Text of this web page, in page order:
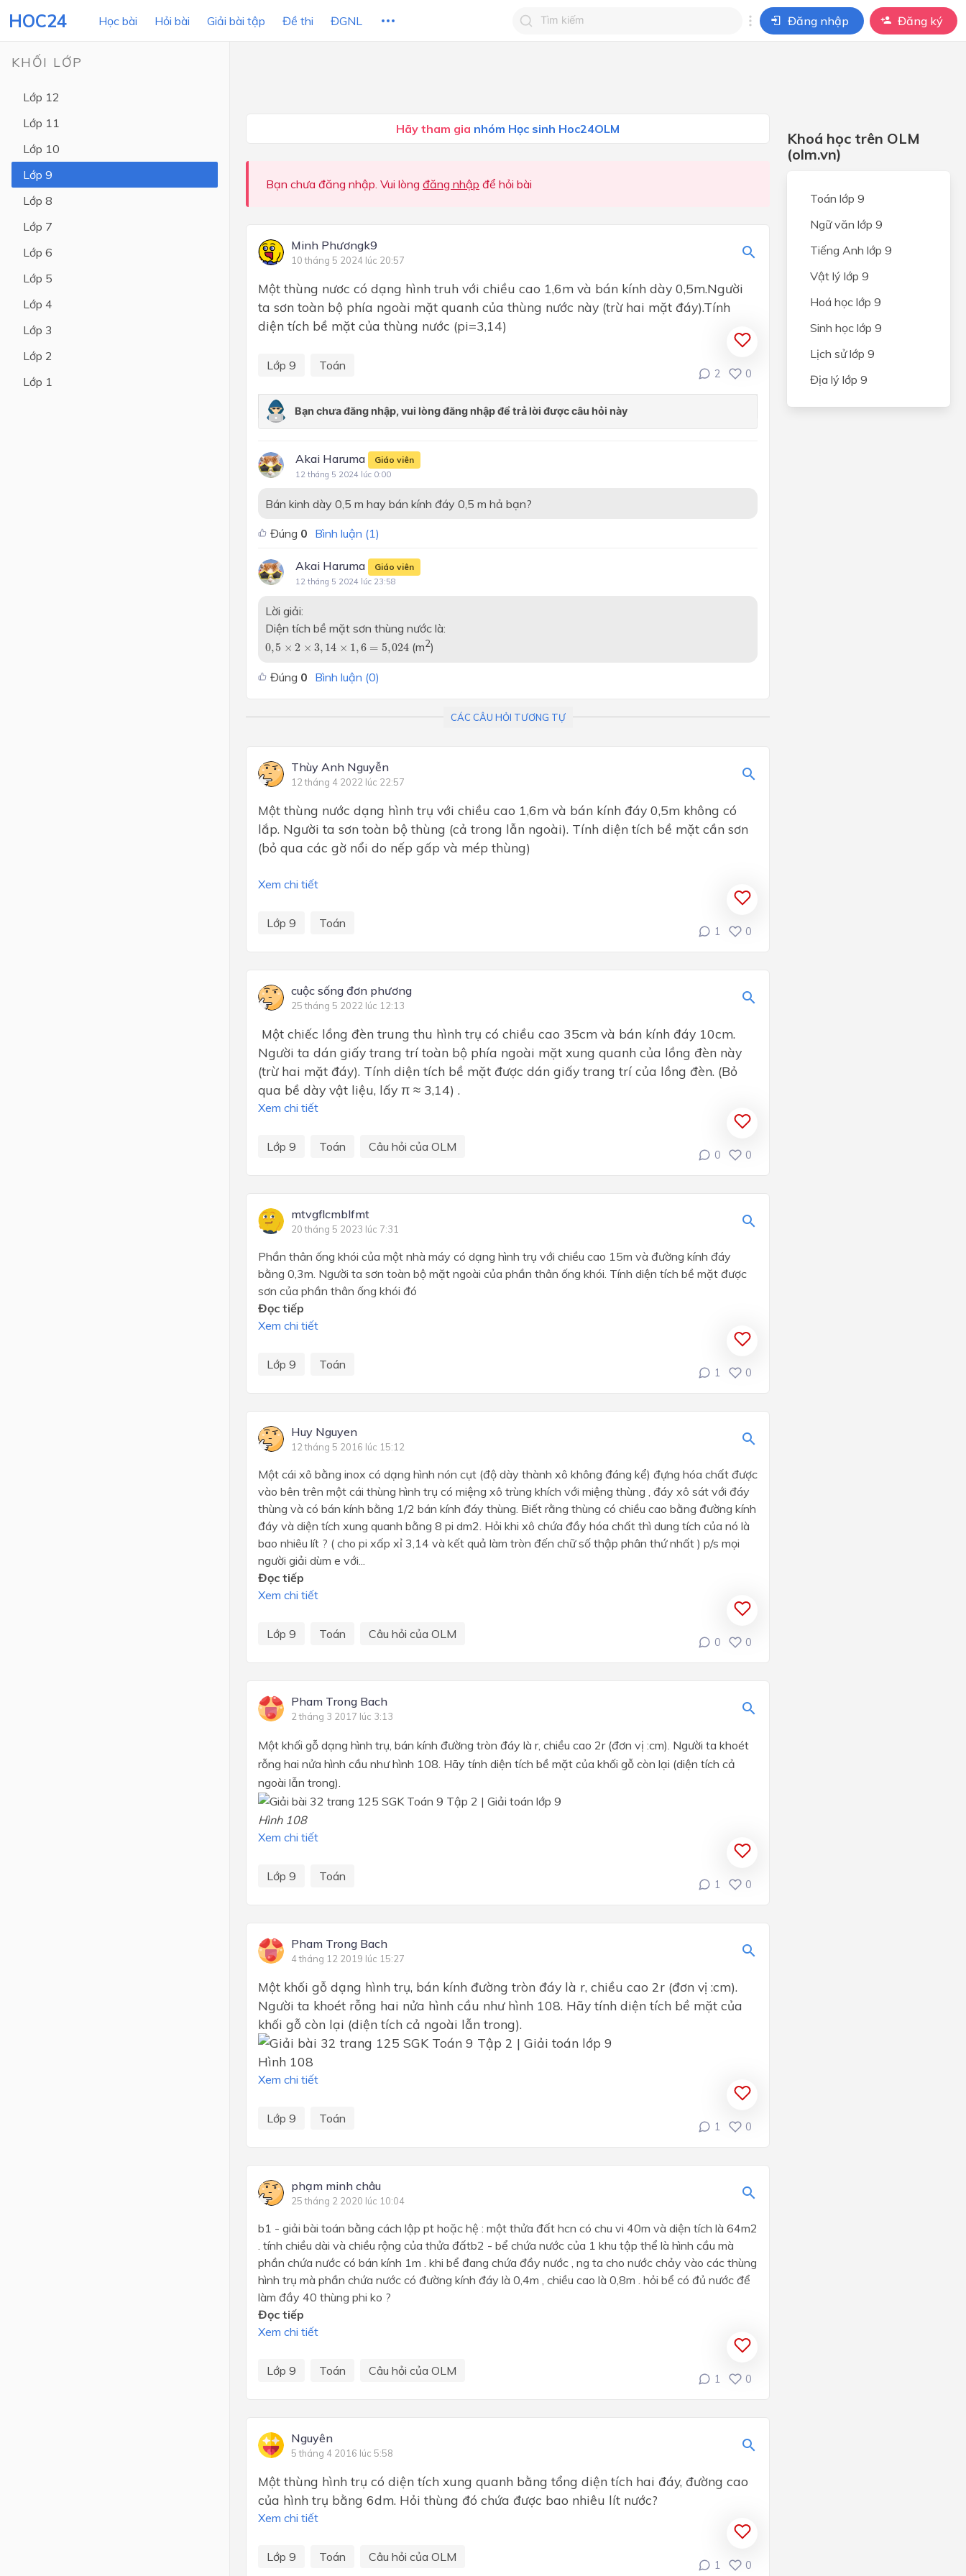
HOC24 Học bài Hỏi bài Giải bài tập Đề thi ĐGNL Đăng nhập Đăng ký
Lớp 11
Lớp 10
KHỐI LỚP
Lớp 12
Lớp 11
Lớp 10
Lớp 9
Lớp 8
Lớp 7
Lớp 6
Lớp 5
Lớp 4
Lớp 3
Lớp 2
Lớp 1
Hãy tham gia nhóm Học sinh Hoc24OLM
Bạn chưa đăng nhập. Vui lòng đăng nhập để hỏi bài
Minh Phươngk9
10 tháng 5 2024 lúc 20:57
Một thùng nươc có dạng hình truh với chiều cao 1,6m và bán kính dày 0,5m.Người
ta sơn toàn bộ phía ngoài mặt quanh của thùng nước này (trừ hai mặt đáy).Tính
diện tích bề mặt của thùng nước (pi=3,14)
Lớp 9 Toán
2 0
Akai Haruma Giáo viên
12 tháng 5 2024 lúc 0:00
Bán kinh dày 0,5 m hay bán kính đáy 0,5 m hả bạn?
Đúng 0 Bình luận (1)
Akai Haruma Giáo viên
12 tháng 5 2024 lúc 23:58
Lời giải:
Diện tích bề mặt sơn thùng nước là:
0,5 × 2 × 3, 14 × 1,6 = 5,024
0 5 ×2× 3, 14×1,6 = 5, 024 (m2)
Đúng 0 Bình luận (0)
CÁC CÂU HỎI TƯƠNG TỰ
Thùy Anh Nguyễn
12 tháng 4 2022 lúc 22:57
Một thùng nước dạng hình trụ với chiều cao 1,6m và bán kính đáy 0,5m không có
lắp. Người ta sơn toàn bộ thùng (cả trong lẫn ngoài). Tính diện tích bề mặt cần sơn
(bỏ qua các gờ nổi do nếp gấp và mép thùng)
Xem chi tiết
Lớp 9 Toán
1 0
cuộc sống đơn phương
25 tháng 5 2022 lúc 12:13
Một chiếc lồng đèn trung thu hình trụ có chiều cao 35cm và bán kính đáy 10cm.
Người ta dán giấy trang trí toàn bộ phía ngoài mặt xung quanh của lồng đèn này
(trừ hai mặt đáy). Tính diện tích bề mặt được dán giấy trang trí của lồng đèn. (Bỏ
qua bề dày vật liệu, lấy π ≈ 3,14) .
Xem chi tiết
Lớp 9 Toán Câu hỏi của OLM
0 0
mtvgflcmblfmt
20 tháng 5 2023 lúc 7:31
Phần thân ống khói của một nhà máy có dạng hình trụ với chiều cao 15m và đường kính đáy
bằng 0,3m. Người ta sơn toàn bộ mặt ngoài của phần thân ống khói. Tính diện tích bề mặt được
sơn của phần thân ống khói đó
Đọc tiếp
Xem chi tiết
Lớp 9 Toán
1 0
Huy Nguyen
12 tháng 5 2016 lúc 15:12
Một cái xô bằng inox có dạng hình nón cụt (độ dày thành xô không đáng kể) đựng hóa chất được
vào bên trên một cái thùng hình trụ có miệng xô trùng khích với miệng thùng , đáy xô sát với đáy
thùng và có bán kính bằng 1/2 bán kính đáy thùng. Biết rằng thùng có chiều cao bằng đường kính
đáy và diện tích xung quanh bằng 8 pi dm2. Hỏi khi xô chứa đầy hóa chất thì dung tích của nó là
bao nhiêu lít ? ( cho pi xấp xỉ 3,14 và kết quả làm tròn đến chữ số thập phân thứ nhất ) p/s mọi
người giải dùm e với...
Đọc tiếp
Xem chi tiết
Lớp 9 Toán Câu hỏi của OLM
0 0
Pham Trong Bach
2 tháng 3 2017 lúc 3:13
Một khối gỗ dạng hình trụ, bán kính đường tròn đáy là r, chiều cao 2r (đơn vị :cm). Người ta khoét
rỗng hai nửa hình cầu như hình 108. Hãy tính diện tích bề mặt của khối gỗ còn lại (diện tích cả
ngoài lẫn trong).
Hình 108
Xem chi tiết
Lớp 9 Toán
1 0
Pham Trong Bach
4 tháng 12 2019 lúc 15:27
Một khối gỗ dạng hình trụ, bán kính đường tròn đáy là r, chiều cao 2r (đơn vị :cm).
Người ta khoét rỗng hai nửa hình cầu như hình 108. Hãy tính diện tích bề mặt của
khối gỗ còn lại (diện tích cả ngoài lẫn trong).
Hình 108
Xem chi tiết
Lớp 9 Toán
1 0
phạm minh châu
25 tháng 2 2020 lúc 10:04
b1 - giải bài toán bằng cách lập pt hoặc hệ : một thửa đất hcn có chu vi 40m và diện tích là 64m2
. tính chiều dài và chiều rộng của thửa đấtb2 - bể chứa nước của 1 khu tập thể là hình cầu mà
phần chứa nước có bán kính 1m . khi bể đang chứa đầy nước , ng ta cho nước chảy vào các thùng
hình trụ mà phần chứa nước có đường kính đáy là 0,4m , chiều cao là 0,8m . hỏi bể có đủ nước để
làm đầy 40 thùng phi ko ?
Đọc tiếp
Xem chi tiết
Lớp 9 Toán Câu hỏi của OLM
1 0
Nguyên
5 tháng 4 2016 lúc 5:58
Một thùng hình trụ có diện tích xung quanh bằng tổng diện tích hai đáy, đường cao
của hình trụ bằng 6dm. Hỏi thùng đó chứa được bao nhiêu lít nước?
Xem chi tiết
Lớp 9 Toán Câu hỏi của OLM
1 0
Khoá học trên OLM
(olm.vn)
Toán lớp 9
Ngữ văn lớp 9
Tiếng Anh lớp 9
Vật lý lớp 9
Hoá học lớp 9
Sinh học lớp 9
Lịch sử lớp 9
Địa lý lớp 9